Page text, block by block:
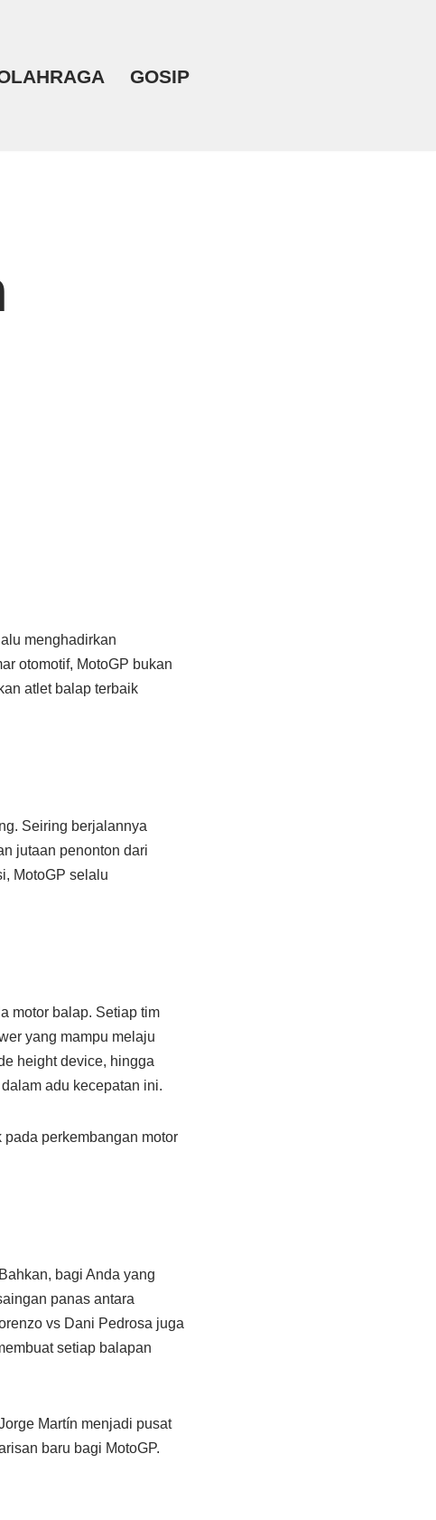
GOSIP
menghadirkan
otomotif, MotoGP bukan
atlet balap terbaik
Seiring berjalannya
jutaan penonton dari
MotoGP selalu
motor balap. Setiap tim
yang mampu melaju
height device, hingga
adu kecepatan ini.
perkembangan motor
bagi Anda yang
panas antara
vs Dani Pedrosa juga
setiap balapan
Martín menjadi pusat
baru bagi MotoGP.